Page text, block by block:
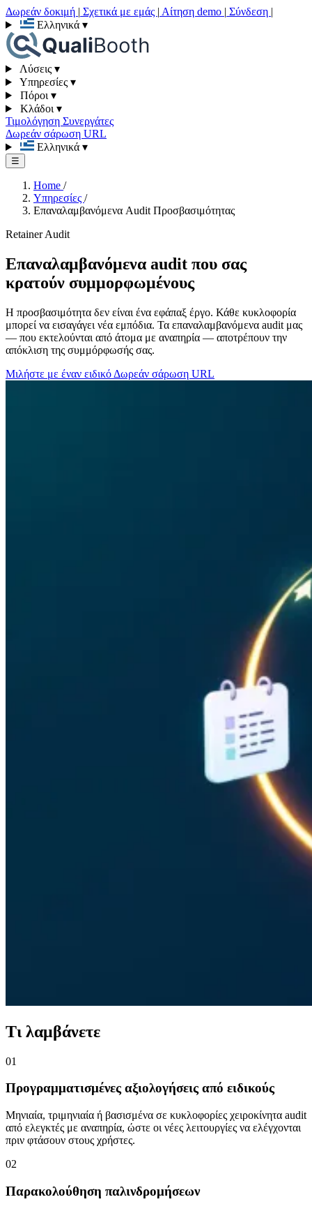
Δωρεάν δοκιμή | Σχετικά με εμάς | Αίτηση demo | Σύνδεση |
Ελληνικά ▾
Λύσεις ▾
Υπηρεσίες ▾
Πόροι ▾
Κλάδοι ▾
Τιμολόγηση Συνεργάτες
Δωρεάν σάρωση URL
Ελληνικά ▾
☰
Home /
Υπηρεσίες /
Επαναλαμβανόμενα Audit Προσβασιμότητας
Retainer Audit
Επαναλαμβανόμενα audit που σας
κρατούν συμμορφωμένους
Η προσβασιμότητα δεν είναι ένα εφάπαξ έργο. Κάθε κυκλοφορία
μπορεί να εισαγάγει νέα εμπόδια. Τα επαναλαμβανόμενα audit μας
— που εκτελούνται από άτομα με αναπηρία — αποτρέπουν την
απόκλιση της συμμόρφωσής σας.
Μιλήστε με έναν ειδικό Δωρεάν σάρωση URL
Τι λαμβάνετε
01
Προγραμματισμένες αξιολογήσεις από ειδικούς
Μηνιαία, τριμηνιαία ή βασισμένα σε κυκλοφορίες χειροκίνητα audit
από ελεγκτές με αναπηρία, ώστε οι νέες λειτουργίες να ελέγχονται
πριν φτάσουν στους χρήστες.
02
Παρακολούθηση παλινδρομήσεων